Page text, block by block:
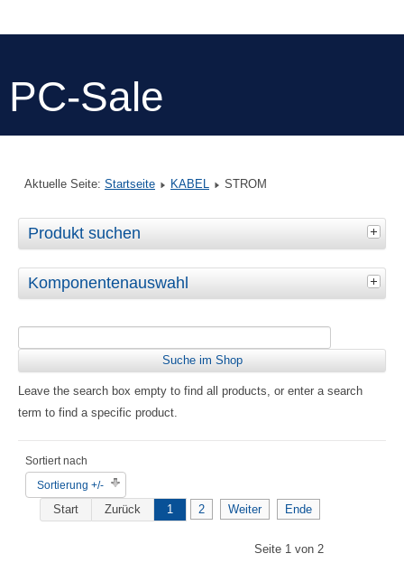
PC-Sale
Aktuelle Seite: Startseite KABEL STROM
Produkt suchen
Komponentenauswahl
Leave the search box empty to find all products, or enter a search
term to find a specific product.
Sortiert nach
Sortierung +/-
Start Zurück 1 2 Weiter Ende
Seite 1 von 2